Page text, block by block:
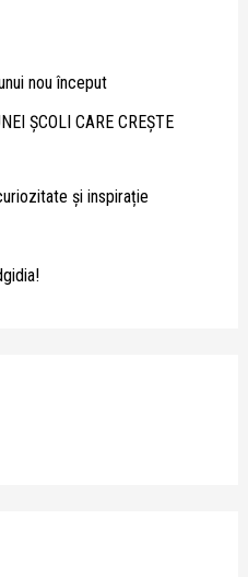
nou început
ȘCOLI CARE CREȘTE
și inspirație